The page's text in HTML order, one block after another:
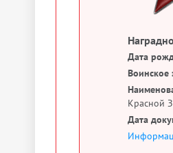
Дата
Воинское
Красной
Дата